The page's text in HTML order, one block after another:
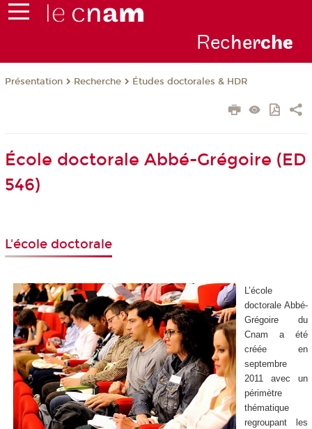
Recherche
Présentation Recherche Études doctorales & HDR
École doctorale Abbé-Grégoire (ED
546)
L'école doctorale
L’école
doctorale Abbé-
Grégoire du
Cnam a été
créée en
septembre
2011 avec un
périmètre
thématique
regroupant les